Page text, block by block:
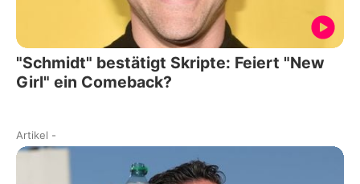
"Schmidt" bestätigt Skripte: Feiert "New
Girl" ein Comeback?
Artikel -